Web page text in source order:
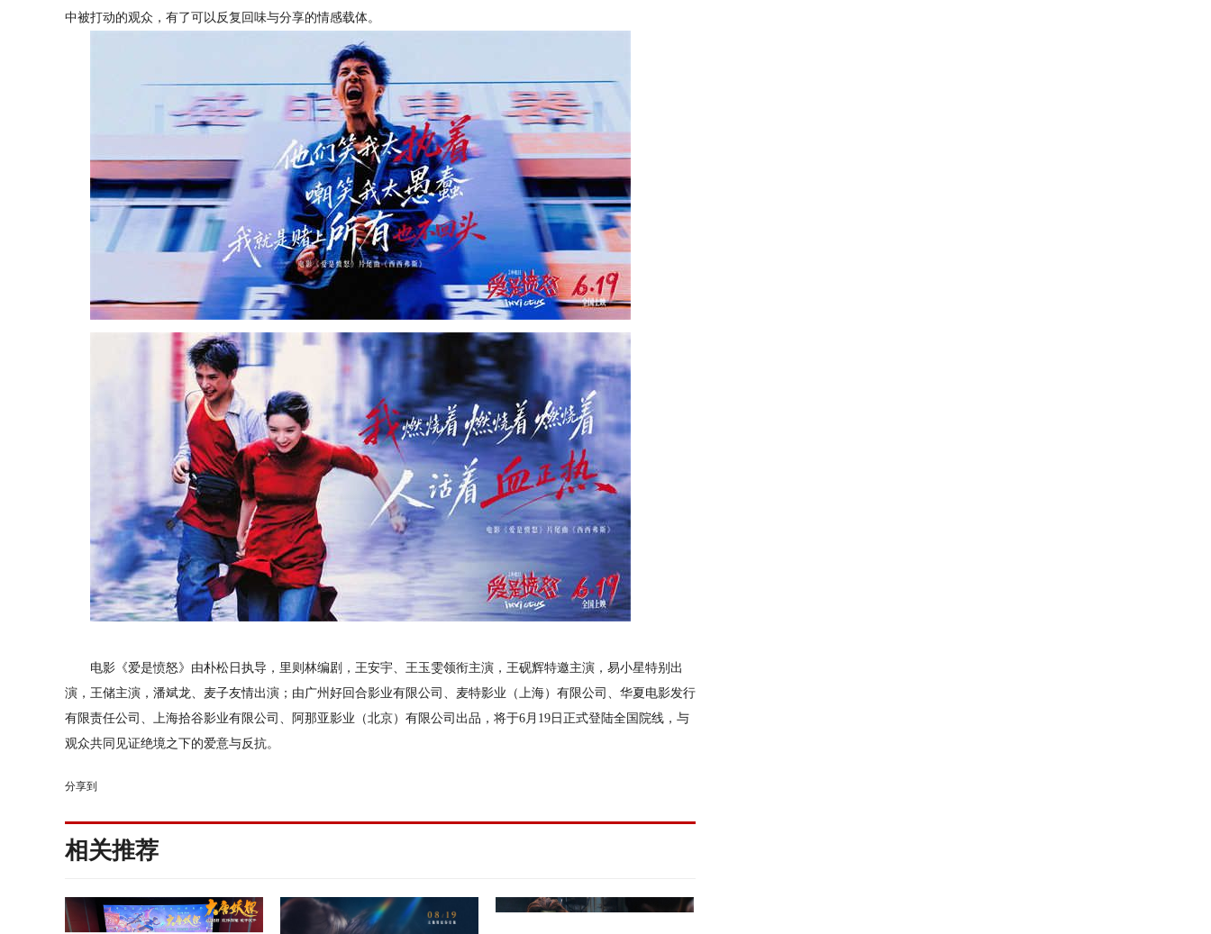
中被打动的观众，有了可以反复回味与分享的情感载体。
电影《爱是愤怒》由朴松日执导，里则林编剧，王安宇、王玉雯领衔主演，王砚辉特邀主演，易小星特别出
演，王储主演，潘斌龙、麦子友情出演；由广州好回合影业有限公司、麦特影业（上海）有限公司、华夏电影发行
有限责任公司、上海拾谷影业有限公司、阿那亚影业（北京）有限公司出品，将于6月19日正式登陆全国院线，与
观众共同见证绝境之下的爱意与反抗。
分享到
相关推荐